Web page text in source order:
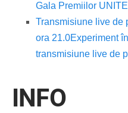
Gala Premiilor
Transmisiune live de
ora 21.0Experiment
transmisiune live de
INFO